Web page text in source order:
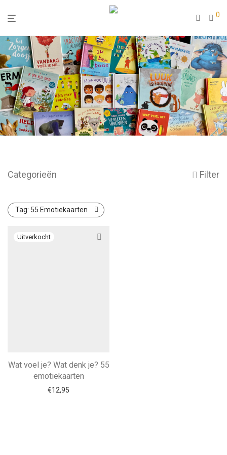
0
Categorieën Filter
Tag: 55 Emotiekaarten
Wat voel je? Wat denk je? 55
emotiekaarten
€12,95